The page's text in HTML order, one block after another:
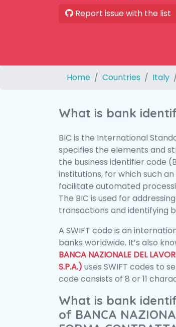
Report issue with the list
Home Countries Italy
What is bank
BIC is the International
specifies the elements and
the business identifier code
institutions, for which such
facilitate automated
The BIC is used for
transactions and identifying
A SWIFT code is an
banks worldwide. It’s also
BANCA NAZIONALE DEL
S.P.A.) uses SWIFT codes to
code consists of 8 or 11
What is bank
of BANCA